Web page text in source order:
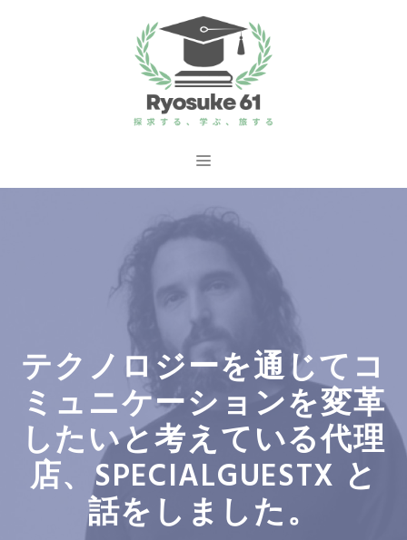
ス
メ
ニ
ュ
テクノロジーを通じてコ
ミュニケーションを変革
したいと考えている代理
店、SPECIALGUESTX と
話をしました。